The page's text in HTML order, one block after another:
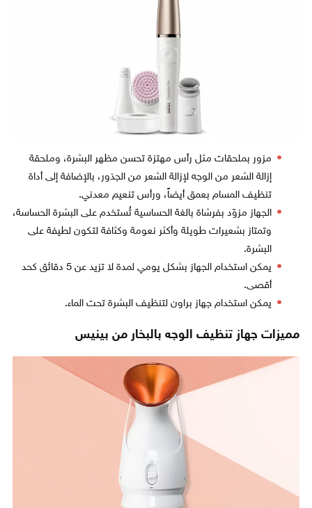
مزور بملحقات مثل رأس مهتزة تحسن مظهر البشرة، وملحقة
إزالة الشعر من الوجه لإزالة الشعر من الجذور، بالإضافة إلى أداة
تنظيف المسام بعمق أيضاً، ورأس تنعيم معدني.
الجهاز مزوّد بفرشاة بالغة الحساسية تُستخدم على البشرة الحساسة،
وتمتاز بشعيرات طويلة وأكثر نعومة وكثافة لتكون لطيفة على
البشرة.
يمكن استخدام الجهاز بشكل يومي لمدة لا تزيد عن 5 دقائق كحد
أقصى.
يمكن استخدام جهاز براون لتنظيف البشرة تحت الماء.
مميزات جهاز تنظيف الوجه بالبخار من بينيس